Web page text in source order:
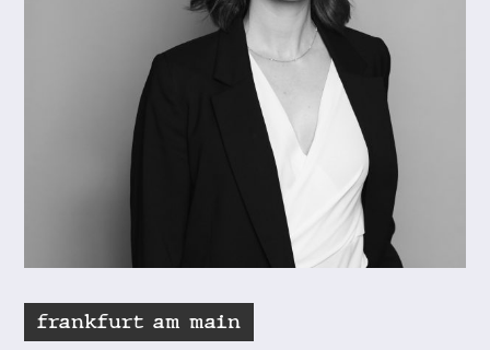
frankfurt am main